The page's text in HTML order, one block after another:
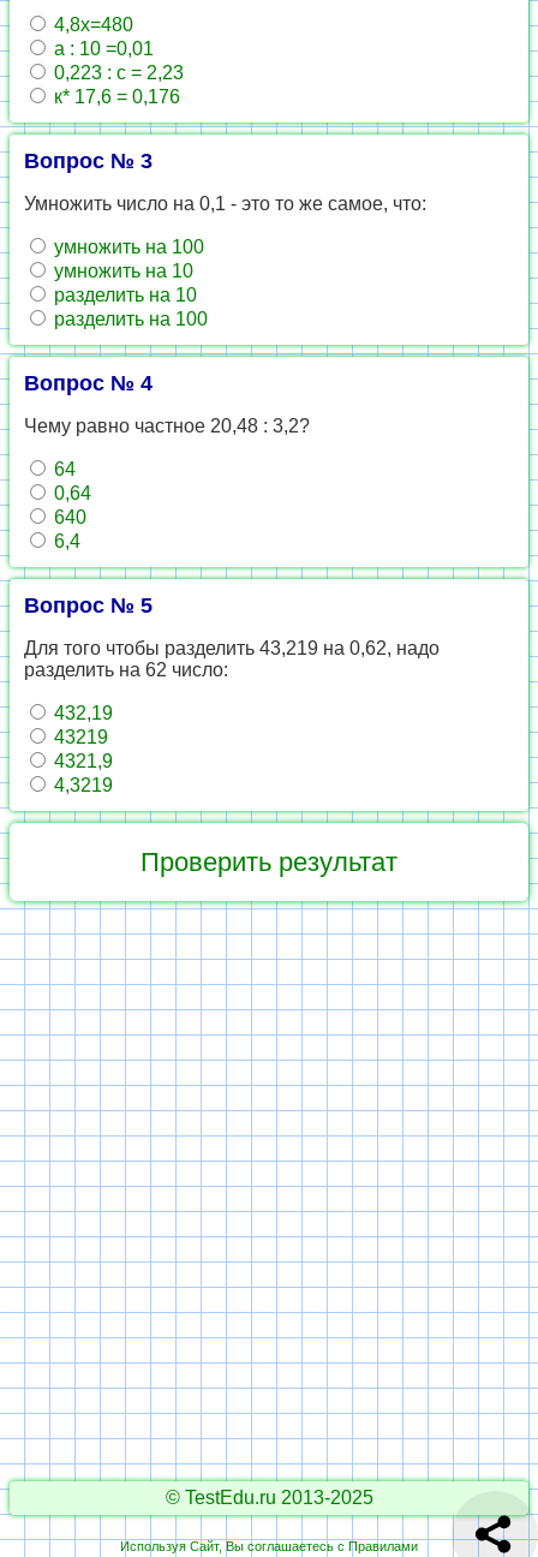
4,8х=480
а : 10 =0,01
0,223 : с = 2,23
к* 17,6 = 0,176
Вопрос № 3
Умножить число на 0,1 - это то же самое, что:
умножить на 100
умножить на 10
разделить на 10
разделить на 100
Вопрос № 4
Чему равно частное 20,48 : 3,2?
64
0,64
640
6,4
Вопрос № 5
Для того чтобы разделить 43,219 на 0,62, надо
разделить на 62 число:
432,19
43219
4321,9
4,3219
© TestEdu.ru 2013-2025
Используя Сайт, Вы соглашаетесь с Правилами